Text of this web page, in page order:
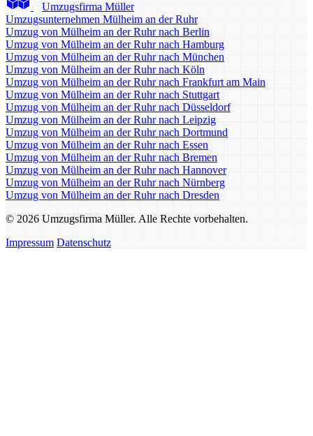
Umzugsfirma Müller
Umzugsunternehmen Mülheim an der Ruhr
Umzug von Mülheim an der Ruhr nach Berlin
Umzug von Mülheim an der Ruhr nach Hamburg
Umzug von Mülheim an der Ruhr nach München
Umzug von Mülheim an der Ruhr nach Köln
Umzug von Mülheim an der Ruhr nach Frankfurt am Main
Umzug von Mülheim an der Ruhr nach Stuttgart
Umzug von Mülheim an der Ruhr nach Düsseldorf
Umzug von Mülheim an der Ruhr nach Leipzig
Umzug von Mülheim an der Ruhr nach Dortmund
Umzug von Mülheim an der Ruhr nach Essen
Umzug von Mülheim an der Ruhr nach Bremen
Umzug von Mülheim an der Ruhr nach Hannover
Umzug von Mülheim an der Ruhr nach Nürnberg
Umzug von Mülheim an der Ruhr nach Dresden
© 2026 Umzugsfirma Müller. Alle Rechte vorbehalten.
Impressum Datenschutz